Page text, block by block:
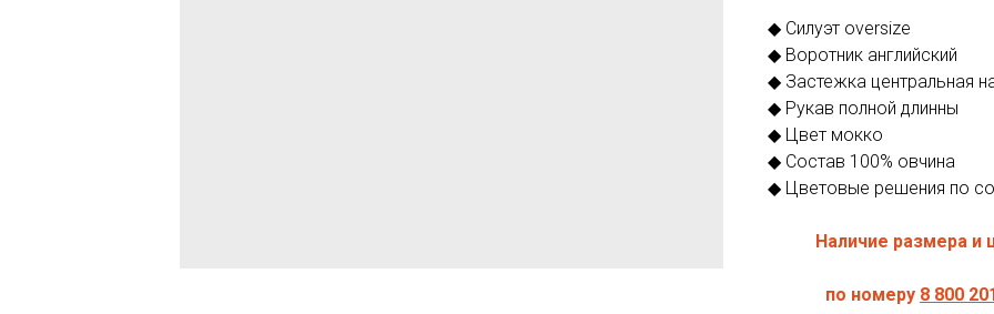
◆ Силуэт oversize
◆ Воротник английский
◆ Застежка центральная
◆ Рукав полной длинны
◆ Цвет мокко
◆ Состав 100% овчина
◆ Цветовые решения по
Наличие размера и
по номеру 8 800 20